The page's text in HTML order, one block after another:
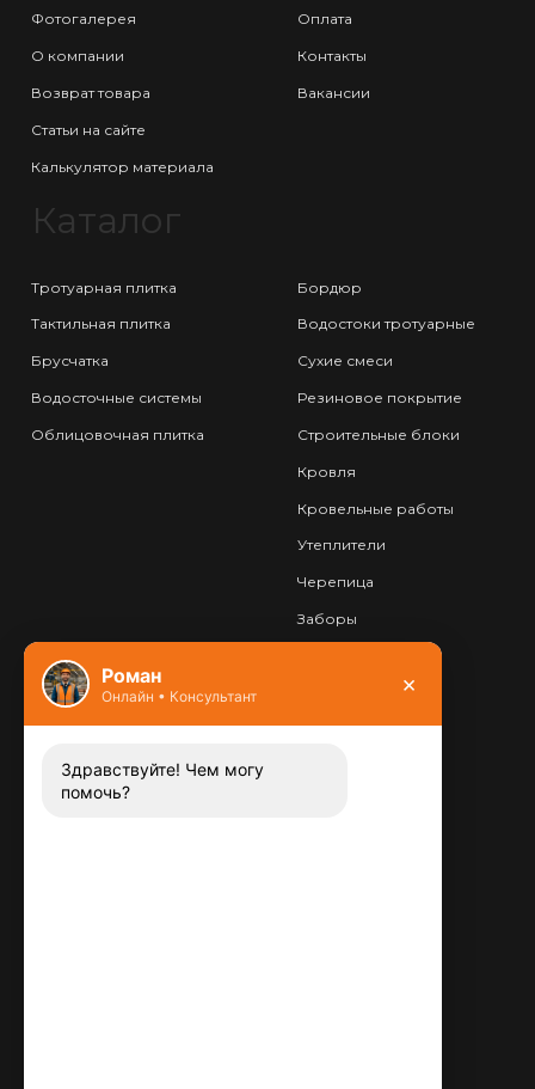
Фотогалерея
О компании
Возврат товара
Статьи на сайте
Калькулятор материала
Оплата
Контакты
Вакансии
Каталог
Тротуарная плитка
Тактильная плитка
Брусчатка
Водосточные системы
Облицовочная плитка
Бордюр
Водостоки тротуарные
Сухие смеси
Резиновое покрытие
Строительные блоки
Кровля
Кровельные работы
Утеплители
Черепица
Заборы
Контакты
Заказать звонок
Роман
Онлайн • Консультант ×
Здравствуйте! Чем могу
помочь?